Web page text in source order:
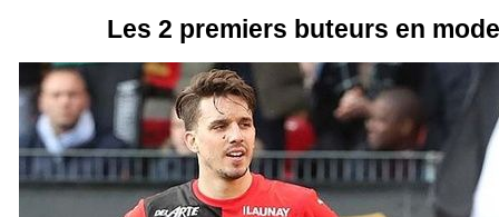
Les 2 premiers buteurs en